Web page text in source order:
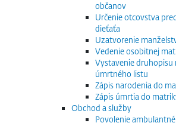
občanov
Určenie otcovstva
dieťaťa
Uzatvorenie
Vedenie osobitnej
Vystavenie druhopisu
úmrtného listu
Zápis narodenia do
Zápis úmrtia do
Obchod a služby
Povolenie